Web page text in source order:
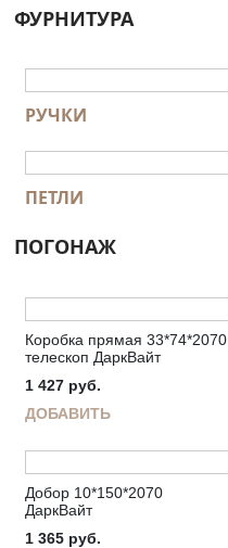
ФУРНИТУРА
РУЧКИ
ПЕТЛИ
ПОГОНАЖ
Коробка прямая 33*74*2070
телескоп ДаркВайт
1 427 руб.
ДОБАВИТЬ
Добор 10*150*2070
ДаркВайт
1 365 руб.